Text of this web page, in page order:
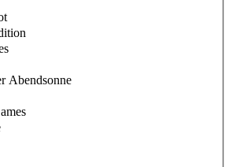
Abendsonne